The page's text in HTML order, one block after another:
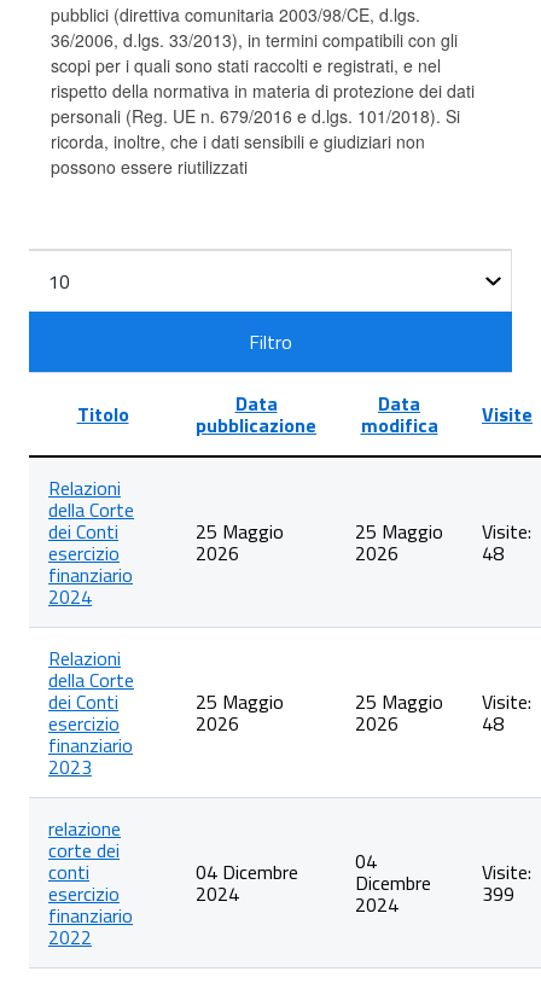
pubblici (direttiva comunitaria 2003/98/CE, d.lgs.
36/2006, d.lgs. 33/2013), in termini compatibili con gli
scopi per i quali sono stati raccolti e registrati, e nel
rispetto della normativa in materia di protezione dei dati
personali (Reg. UE n. 679/2016 e d.lgs. 101/2018). Si
ricorda, inoltre, che i dati sensibili e giudiziari non
possono essere riutilizzati
Filtri
Filtro
degli
articoli
nella
categoria
Corte
dei
conti
Titolo Data
pubblicazione
Data
modifica Visite
Relazioni
della Corte
dei Conti
esercizio
finanziario
2024
25 Maggio
2026
25 Maggio
2026
Visite:
48
Relazioni
della Corte
dei Conti
esercizio
finanziario
2023
25 Maggio
2026
25 Maggio
2026
Visite:
48
relazione
corte dei
conti
esercizio
finanziario
2022
04 Dicembre
2024
04
Dicembre
2024
Visite:
399